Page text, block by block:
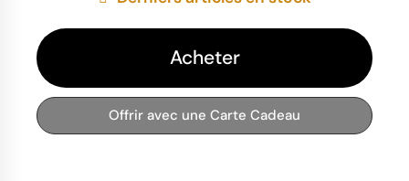
Acheter
Offrir avec une Carte Cadeau